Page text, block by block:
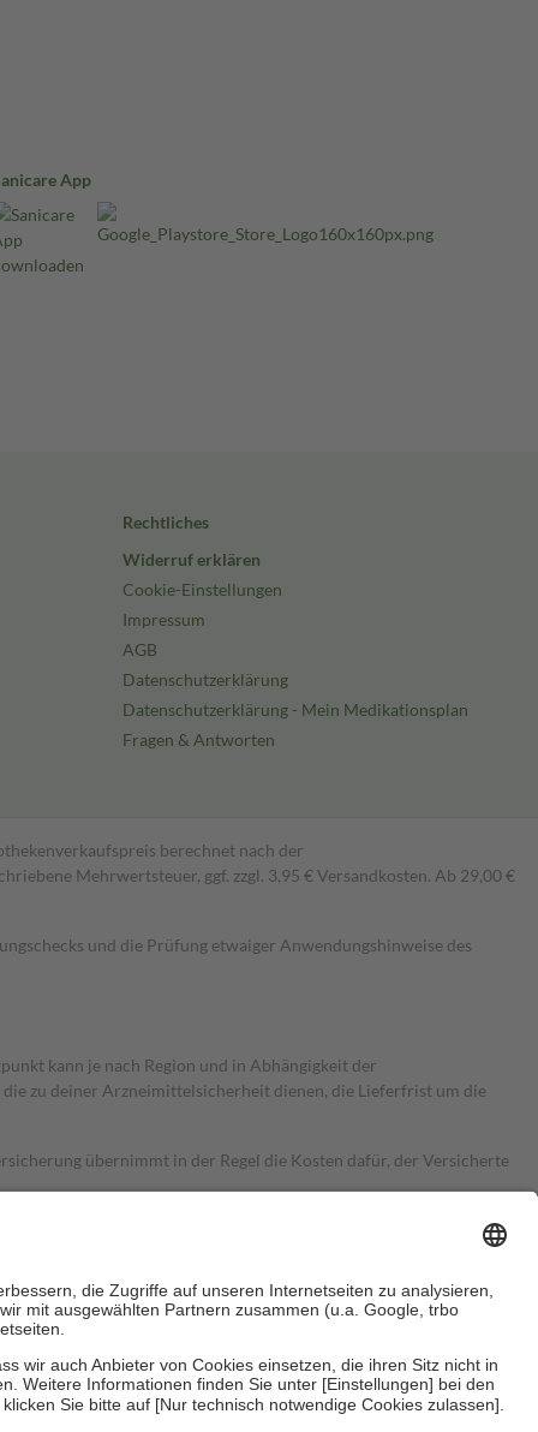
App
Rechtliches
Widerruf erklären
Cookie-Einstellungen
Impressum
AGB
Datenschutzerklärung
Datenschutzerklärung - Mein Medikationsplan
Fragen & Antworten
berechnet nach der
Mehrwertsteuer, ggf. zzgl. 3,95 € Versandkosten. Ab 29,00 €
und die Prüfung etwaiger Anwendungshinweise des
kann je nach Region und in Abhängigkeit der
zu deiner Arzneimittelsicherheit dienen, die Lieferfrist um die
übernimmt in der Regel die Kosten dafür, der Versicherte
Zuzahlungenan bei: